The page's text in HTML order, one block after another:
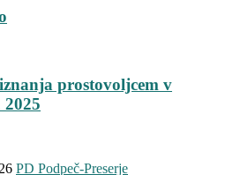
prostovoljcem v
PD Podpeč-Preserje